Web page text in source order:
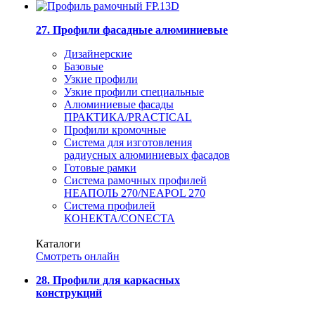
27. Профили фасадные алюминиевые
Дизайнерские
Базовые
Узкие профили
Узкие профили специальные
Алюминиевые фасады
ПРАКТИКА/PRACTICAL
Профили кромочные
Система для изготовления
радиусных алюминиевых фасадов
Готовые рамки
Система рамочных профилей
НЕАПОЛЬ 270/NEAPOL 270
Система профилей
КОНЕКТА/CONECTA
Каталоги
Смотреть онлайн
28. Профили для каркасных
конструкций